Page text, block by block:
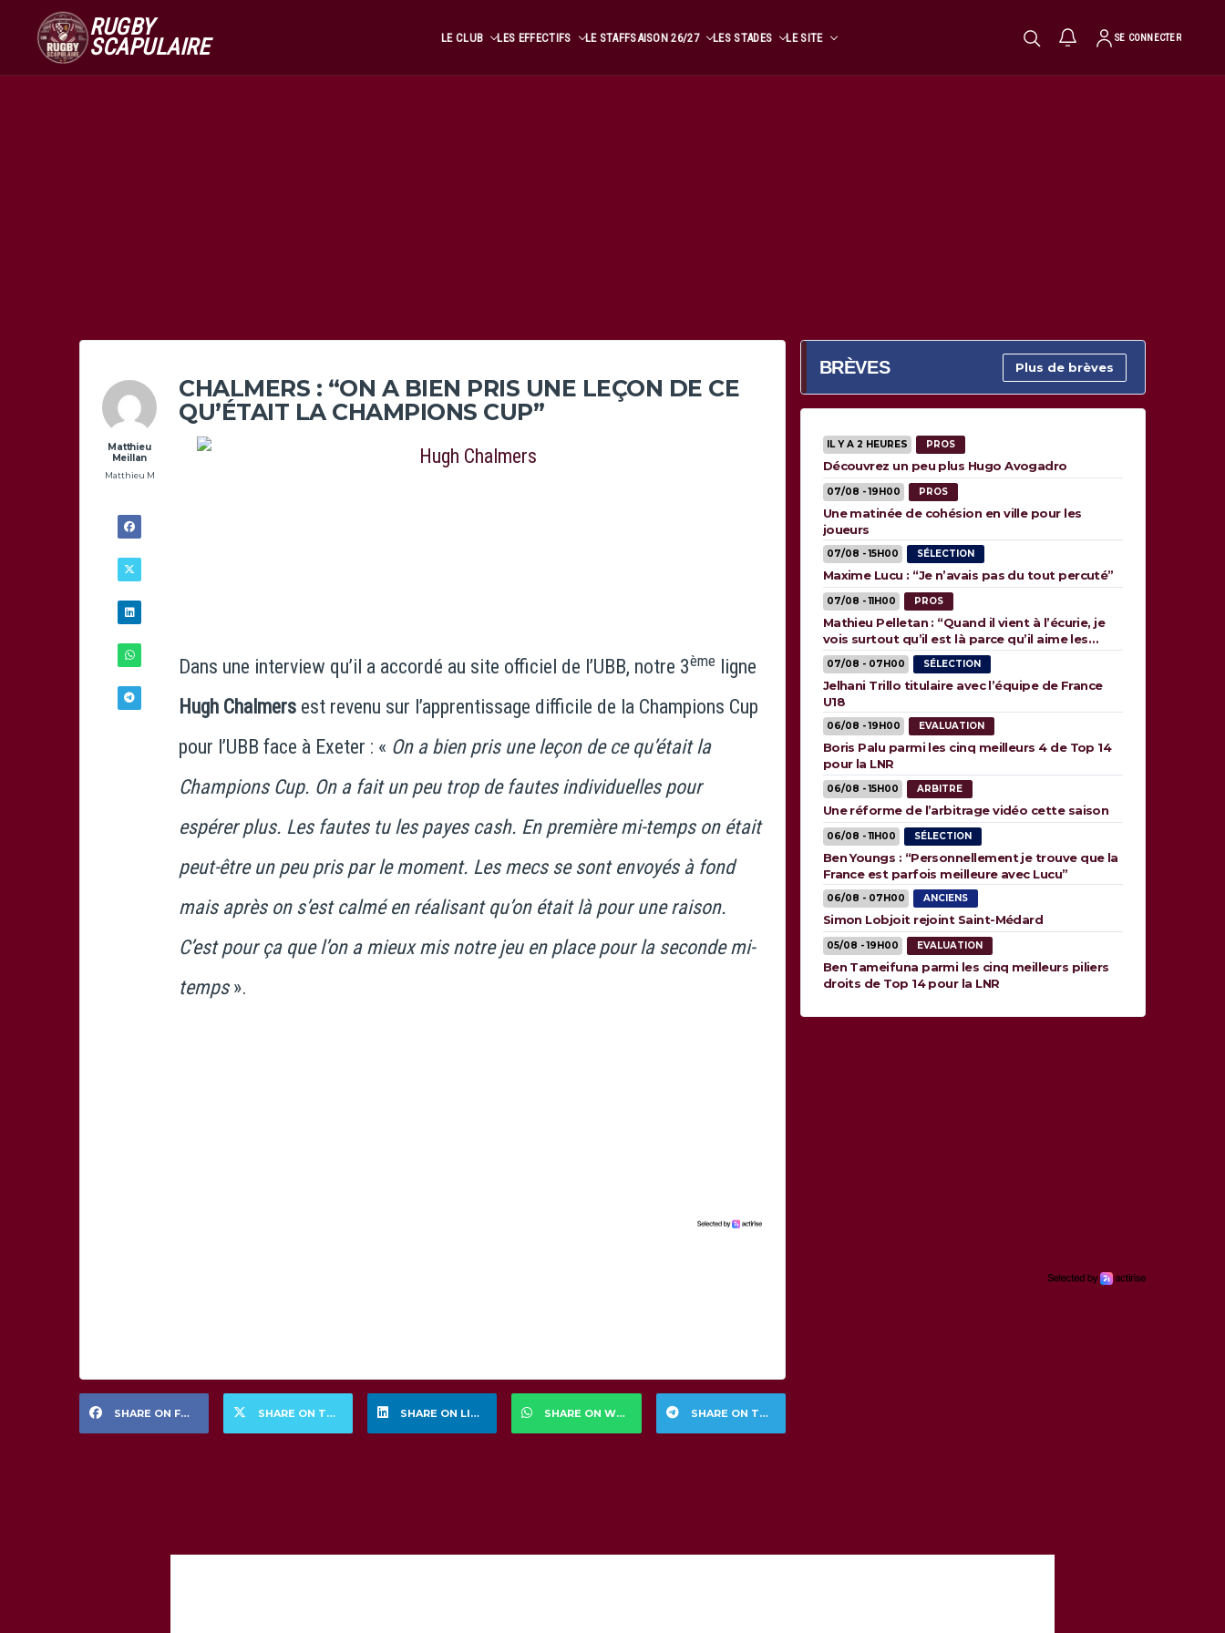
RUGBY
SCAPULAIRE LE CLUB LES EFFECTIFS LE STAFFSAISON 26/27 LES STADES LE SITE SE CONNECTER
Matthieu
Meillan
Matthieu M
CHALMERS : “ON A BIEN PRIS UNE LEÇON DE CE
QU’ÉTAIT LA CHAMPIONS CUP”
Dans une interview qu’il a accordé au site officiel de l’UBB, notre 3ème ligne
Hugh Chalmers est revenu sur l’apprentissage difficile de la Champions Cup
pour l’UBB face à Exeter : « On a bien pris une leçon de ce qu’était la
Champions Cup. On a fait un peu trop de fautes individuelles pour
espérer plus. Les fautes tu les payes cash. En première mi-temps on était
peut-être un peu pris par le moment. Les mecs se sont envoyés à fond
mais après on s’est calmé en réalisant qu’on était là pour une raison.
C’est pour ça que l’on a mieux mis notre jeu en place pour la seconde mi-
temps».
SHARE ON FACEBOOK SHARE ON TWITTER SHARE ON LINKEDIN SHARE ON WHATSAPP SHARE ON TELEGRAM
BRÈVES Plus de brèves
IL Y A 2 HEURES PROS
Découvrez un peu plus Hugo Avogadro
07/08 - 19H00 PROS
Une matinée de cohésion en ville pour les
joueurs
07/08 - 15H00 SÉLECTION
Maxime Lucu : “Je n’avais pas du tout percuté”
07/08 - 11H00 PROS
Mathieu Pelletan : “Quand il vient à l’écurie, je
vois surtout qu’il est là parce qu’il aime les
animaux”
07/08 - 07H00 SÉLECTION
Jelhani Trillo titulaire avec l’équipe de France
U18
06/08 - 19H00 EVALUATION
Boris Palu parmi les cinq meilleurs 4 de Top 14
pour la LNR
06/08 - 15H00 ARBITRE
Une réforme de l’arbitrage vidéo cette saison
06/08 - 11H00 SÉLECTION
Ben Youngs : “Personnellement je trouve que la
France est parfois meilleure avec Lucu”
06/08 - 07H00 ANCIENS
Simon Lobjoit rejoint Saint-Médard
05/08 - 19H00 EVALUATION
Ben Tameifuna parmi les cinq meilleurs piliers
droits de Top 14 pour la LNR